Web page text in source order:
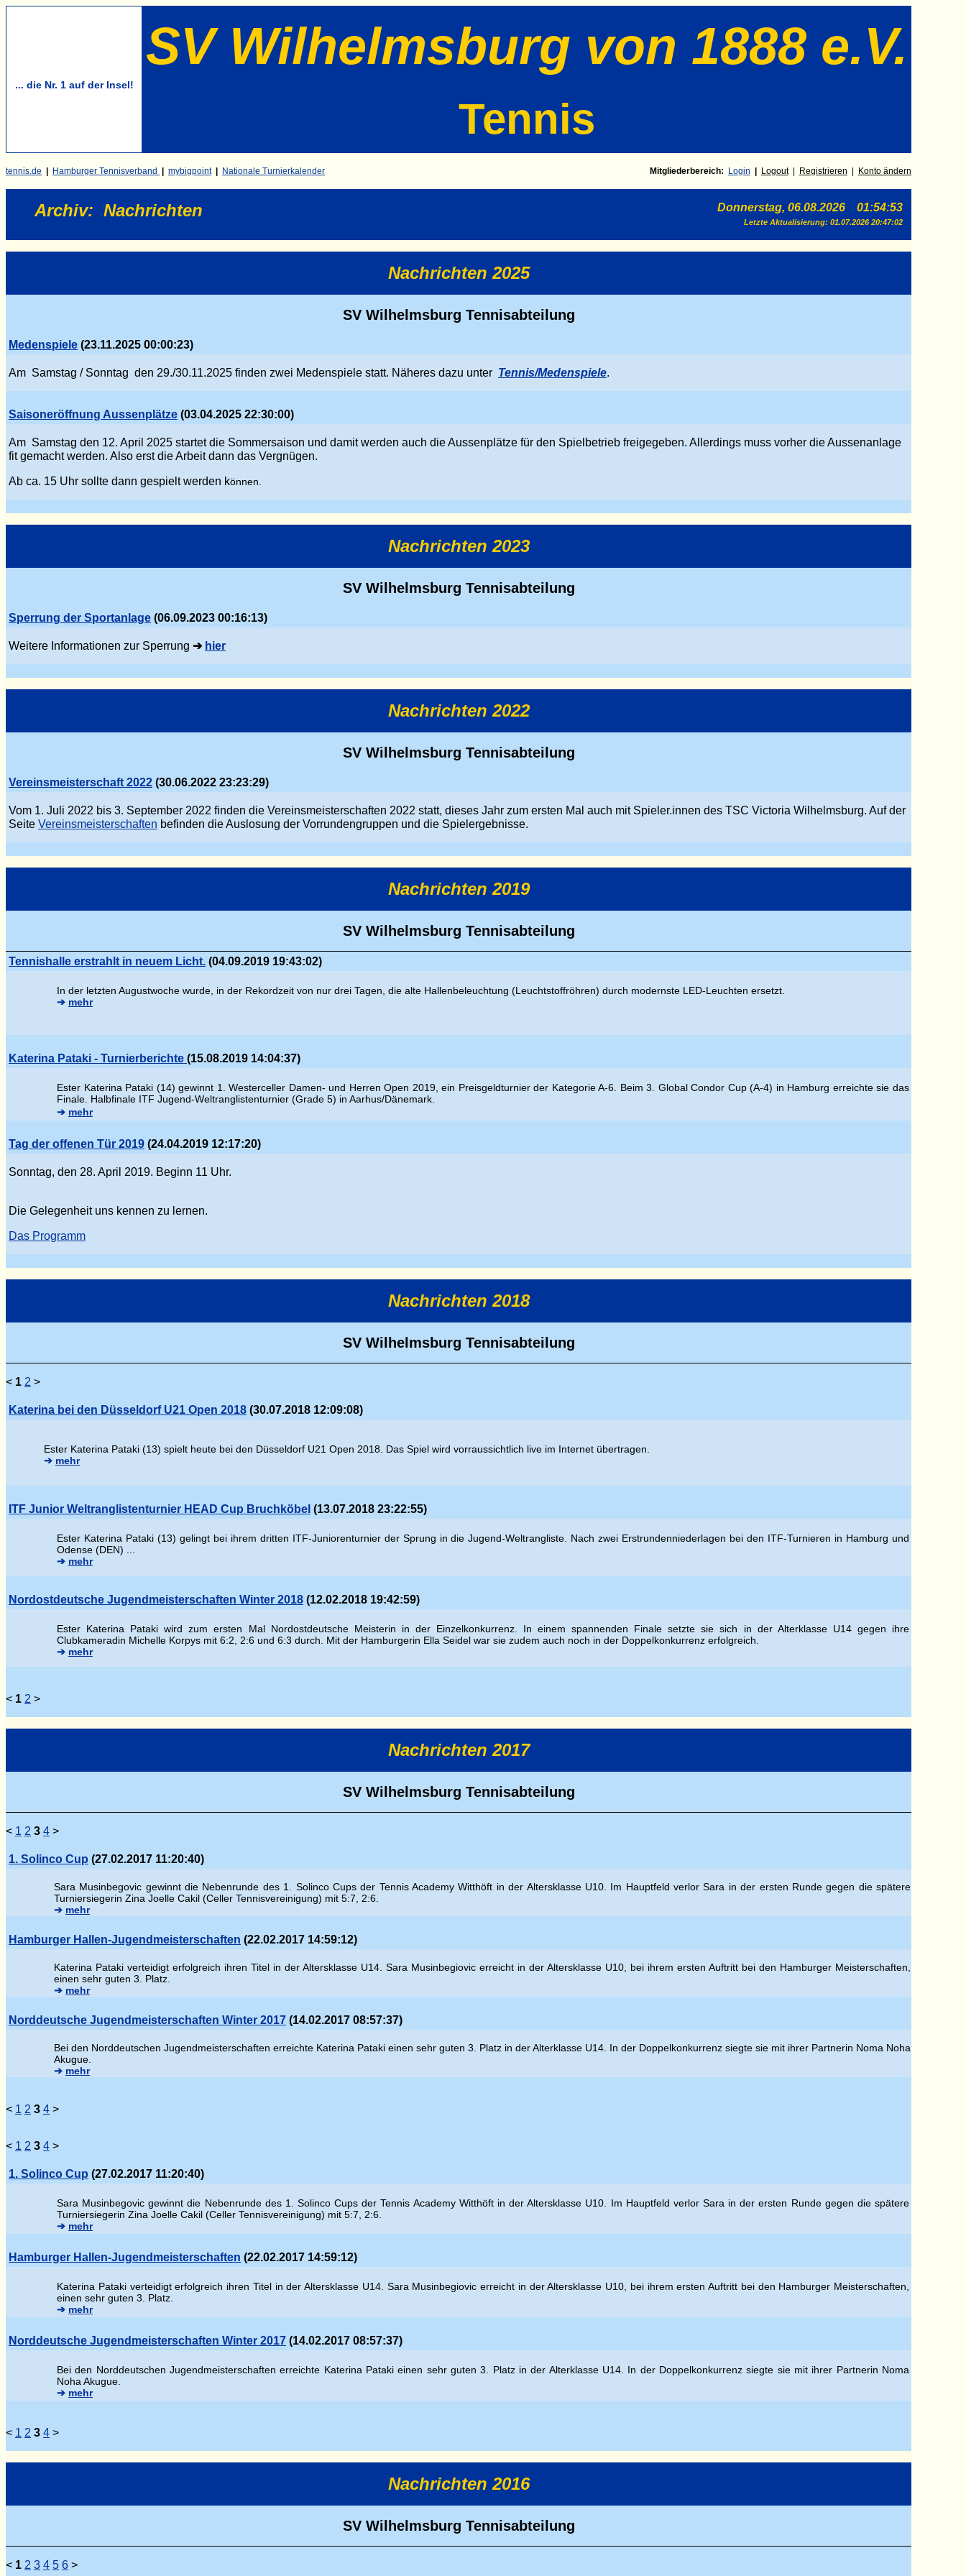
... die Nr. 1 auf der Insel!
SV Wilhelmsburg von 1888 e.V.
Tennis
tennis.de Hamburger Tennisverband mybigpoint Nationale Turnierkalender Mitgliederbereich: Login Logout Registrieren Konto ändern
Archiv: Nachrichten Donnerstag, 06.08.2026 01:54:53
Letzte Aktualisierung: 01.07.2026 20:47:02
Nachrichten 2025
SV Wilhelmsburg Tennisabteilung
Medenspiele (23.11.2025 00:00:23)
Am Samstag / Sonntag den 29./30.11.2025 finden zwei Medenspiele statt. Näheres dazu unter Tennis/Medenspiele.
Saisoneröffnung Aussenplätze (03.04.2025 22:30:00)
Am Samstag den 12. April 2025 startet die Sommersaison und damit werden auch die Aussenplätze für den Spielbetrieb freigegeben. Allerdings muss vorher die Aussenanlage
fit gemacht werden. Also erst die Arbeit dann das Vergnügen.
Ab ca. 15 Uhr sollte dann gespielt werden können.
Nachrichten 2023
SV Wilhelmsburg Tennisabteilung
Sperrung der Sportanlage (06.09.2023 00:16:13)
Weitere Informationen zur Sperrung ➔ hier
Nachrichten 2022
SV Wilhelmsburg Tennisabteilung
Vereinsmeisterschaft 2022 (30.06.2022 23:23:29)
Vom 1. Juli 2022 bis 3. September 2022 finden die Vereinsmeisterschaften 2022 statt, dieses Jahr zum ersten Mal auch mit Spieler.innen des TSC Victoria Wilhelmsburg. Auf der
Seite Vereinsmeisterschaften befinden die Auslosung der Vorrundengruppen und die Spielergebnisse.
Nachrichten 2019
SV Wilhelmsburg Tennisabteilung
Tennishalle erstrahlt in neuem Licht. (04.09.2019 19:43:02)
In der letzten Augustwoche wurde, in der Rekordzeit von nur drei Tagen, die alte Hallenbeleuchtung (Leuchtstoffröhren) durch modernste LED-Leuchten ersetzt.
➔ mehr
Katerina Pataki - Turnierberichte (15.08.2019 14:04:37)
Ester Katerina Pataki (14) gewinnt 1. Westerceller Damen- und Herren Open 2019, ein Preisgeldturnier der Kategorie A-6. Beim 3. Global Condor Cup (A-4) in Hamburg erreichte sie das
Finale. Halbfinale ITF Jugend-Weltranglistenturnier (Grade 5) in Aarhus/Dänemark.
➔ mehr
Tag der offenen Tür 2019 (24.04.2019 12:17:20)
Sonntag, den 28. April 2019. Beginn 11 Uhr.
Die Gelegenheit uns kennen zu lernen.
Das Programm
Nachrichten 2018
SV Wilhelmsburg Tennisabteilung
< 1 2 >
Katerina bei den Düsseldorf U21 Open 2018 (30.07.2018 12:09:08)
Ester Katerina Pataki (13) spielt heute bei den Düsseldorf U21 Open 2018. Das Spiel wird vorraussichtlich live im Internet übertragen.
➔ mehr
ITF Junior Weltranglistenturnier HEAD Cup Bruchköbel (13.07.2018 23:22:55)
Ester Katerina Pataki (13) gelingt bei ihrem dritten ITF-Juniorenturnier der Sprung in die Jugend-Weltrangliste. Nach zwei Erstrundenniederlagen bei den ITF-Turnieren in Hamburg und
Odense (DEN) ...
➔ mehr
Nordostdeutsche Jugendmeisterschaften Winter 2018 (12.02.2018 19:42:59)
Ester Katerina Pataki wird zum ersten Mal Nordostdeutsche Meisterin in der Einzelkonkurrenz. In einem spannenden Finale setzte sie sich in der Alterklasse U14 gegen ihre
Clubkameradin Michelle Korpys mit 6:2, 2:6 und 6:3 durch. Mit der Hamburgerin Ella Seidel war sie zudem auch noch in der Doppelkonkurrenz erfolgreich.
➔ mehr
< 1 2 >
Nachrichten 2017
SV Wilhelmsburg Tennisabteilung
< 1 2 3 4 >
1. Solinco Cup (27.02.2017 11:20:40)
Sara Musinbegovic gewinnt die Nebenrunde des 1. Solinco Cups der Tennis Academy Witthöft in der Altersklasse U10. Im Hauptfeld verlor Sara in der ersten Runde gegen die spätere
Turniersiegerin Zina Joelle Cakil (Celler Tennisvereinigung) mit 5:7, 2:6.
➔ mehr
Hamburger Hallen-Jugendmeisterschaften (22.02.2017 14:59:12)
Katerina Pataki verteidigt erfolgreich ihren Titel in der Altersklasse U14. Sara Musinbegiovic erreicht in der Altersklasse U10, bei ihrem ersten Auftritt bei den Hamburger Meisterschaften,
einen sehr guten 3. Platz.
➔ mehr
Norddeutsche Jugendmeisterschaften Winter 2017 (14.02.2017 08:57:37)
Bei den Norddeutschen Jugendmeisterschaften erreichte Katerina Pataki einen sehr guten 3. Platz in der Alterklasse U14. In der Doppelkonkurrenz siegte sie mit ihrer Partnerin Noma Noha
Akugue.
➔ mehr
< 1 2 3 4 >
< 1 2 3 4 >
1. Solinco Cup (27.02.2017 11:20:40)
Sara Musinbegovic gewinnt die Nebenrunde des 1. Solinco Cups der Tennis Academy Witthöft in der Altersklasse U10. Im Hauptfeld verlor Sara in der ersten Runde gegen die spätere
Turniersiegerin Zina Joelle Cakil (Celler Tennisvereinigung) mit 5:7, 2:6.
➔ mehr
Hamburger Hallen-Jugendmeisterschaften (22.02.2017 14:59:12)
Katerina Pataki verteidigt erfolgreich ihren Titel in der Altersklasse U14. Sara Musinbegiovic erreicht in der Altersklasse U10, bei ihrem ersten Auftritt bei den Hamburger Meisterschaften,
einen sehr guten 3. Platz.
➔ mehr
Norddeutsche Jugendmeisterschaften Winter 2017 (14.02.2017 08:57:37)
Bei den Norddeutschen Jugendmeisterschaften erreichte Katerina Pataki einen sehr guten 3. Platz in der Alterklasse U14. In der Doppelkonkurrenz siegte sie mit ihrer Partnerin Noma
Noha Akugue.
➔ mehr
< 1 2 3 4 >
Nachrichten 2016
SV Wilhelmsburg Tennisabteilung
< 1 2 3 4 5 6 >